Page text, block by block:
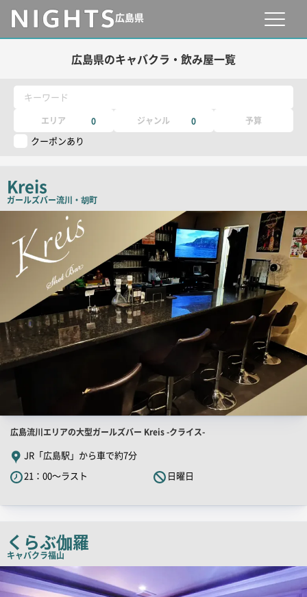
広島県
広島県のキャバクラ・飲み屋一覧
キーワード
エリア 0 ジャンル 0 予算
クーポンあり
Kreis
ガールズバー流川・胡町
店
店
舗
PR
キ
コ
ピ
広島流川エリアの大型ガールズバー Kreis -クライス-
JR「広島駅」から車で約7分
21：00～ラスト
日曜日
くらぶ伽羅
キャバクラ福山
店
舗
PR